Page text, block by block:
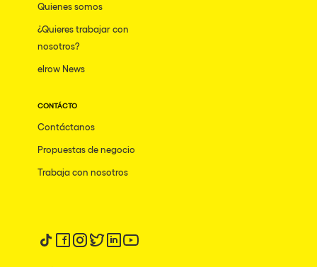
Quienes somos
¿Quieres trabajar con
nosotros?
elrow News
CONTÁCTO
Contáctanos
Propuestas de negocio
Trabaja con nosotros
Síguenos en tiktok
Síguenos en facebook
Síguenos en instagram
Síguenos en twitter
Síguenos en linkedin
Síguenos en youtube